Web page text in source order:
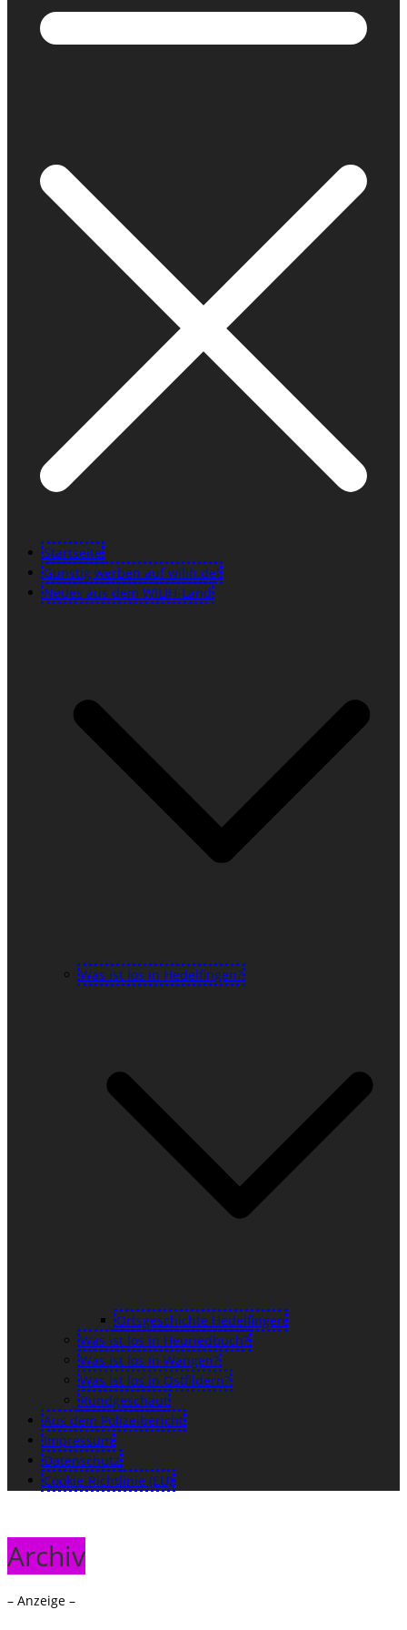
Startseite
Günstig werben auf wilih.de!
Neues aus dem WILIH-Land
Was ist los in Hedelfingen?
Ortsgeschichte Hedelfingen
Was ist los in Heuriedbuch?
Was ist los in Wangen?
Was ist los in Ostfildern?
Rundgeschaut
Aus dem Polizeibericht
Impressum
Datenschutz
Cookie-Richtlinie (EU)
Archiv
– Anzeige –